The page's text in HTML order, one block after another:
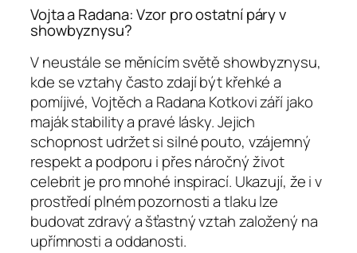
Vojta a Radana: Vzor pro ostatní páry v
showbyznysu?
V neustále se měnícím světě showbyznysu,
kde se vztahy často zdají být křehké a
pomíjivé, Vojtěch a Radana Kotkovi září jako
maják stability a pravé lásky. Jejich
schopnost udržet si silné pouto, vzájemný
respekt a podporu i přes náročný život
celebrit je pro mnohé inspirací. Ukazují, že i v
prostředí plném pozornosti a tlaku lze
budovat zdravý a šťastný vztah založený na
upřímnosti a oddanosti.